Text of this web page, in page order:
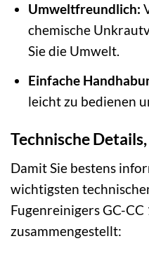
Umweltfreundlich:
chemische
Sie die Umwelt.
Einfache
leicht zu bedienen
Technische
Damit Sie bestens
wichtigsten
Fugenreinigers GC-CC
zusammengestellt: